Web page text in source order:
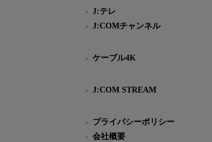
J:テレ
J:COMチャンネル
ケーブル4K
J:COM STREAM
プライバシーポリシー
会社概要